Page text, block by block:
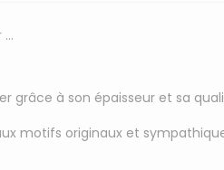
grâce à son épaisseur et sa
motifs originaux et